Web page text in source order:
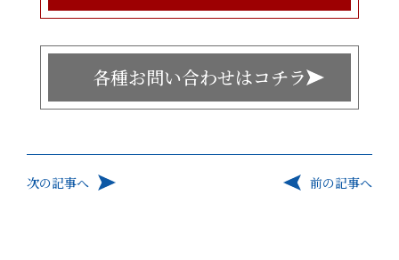
各種お問い合わせはコチラ
次の記事へ 前の記事へ